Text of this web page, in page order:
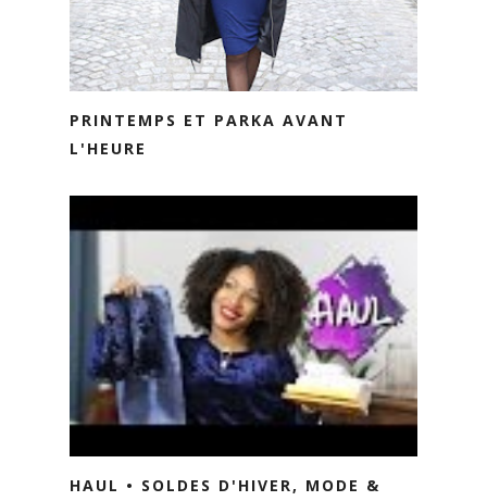
PRINTEMPS ET PARKA AVANT
L'HEURE
HAUL • SOLDES D'HIVER, MODE &